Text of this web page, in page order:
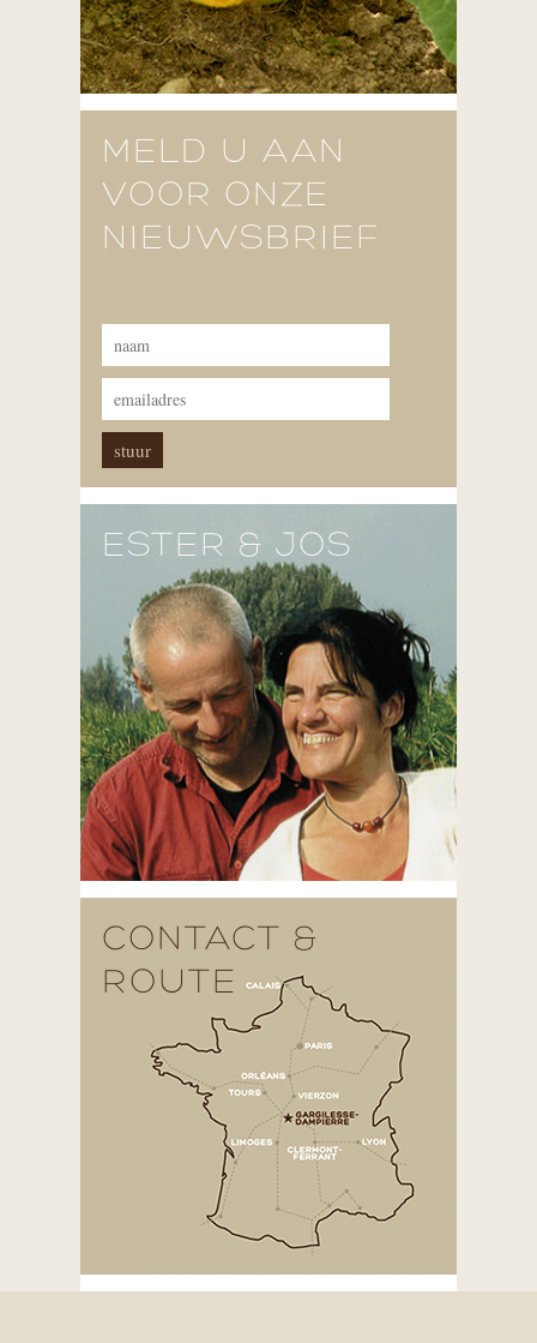
MELD U AAN
VOOR ONZE
NIEUWSBRIEF
ESTER & JOS
CONTACT &
ROUTE